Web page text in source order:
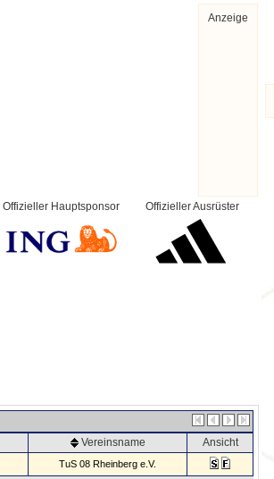
Anzeige
Offizieller Ausrüster
Offizieller Hauptsponsor
Vereinsname Ansicht
TuS 08 Rheinberg e.V.